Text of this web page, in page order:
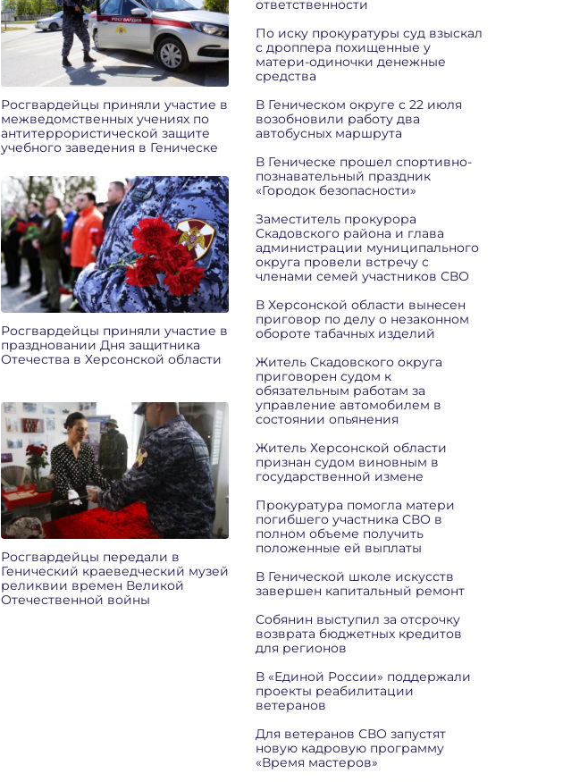
Росгвардейцы приняли участие в
межведомственных учениях по
антитеррористической защите
учебного заведения в Геническе
Росгвардейцы приняли участие в
праздновании Дня защитника
Отечества в Херсонской области
Росгвардейцы передали в
Генический краеведческий музей
реликвии времен Великой
Отечественной войны
ответственности
По иску прокуратуры суд взыскал
с дроппера похищенные у
матери-одиночки денежные
средства
В Геническом округе с 22 июля
возобновили работу два
автобусных маршрута
В Геническе прошел спортивно-
познавательный праздник
«Городок безопасности»
Заместитель прокурора
Скадовского района и глава
администрации муниципального
округа провели встречу с
членами семей участников СВО
В Херсонской области вынесен
приговор по делу о незаконном
обороте табачных изделий
Житель Скадовского округа
приговорен судом к
обязательным работам за
управление автомобилем в
состоянии опьянения
Житель Херсонской области
признан судом виновным в
государственной измене
Прокуратура помогла матери
погибшего участника СВО в
полном объеме получить
положенные ей выплаты
В Генической школе искусств
завершен капитальный ремонт
Собянин выступил за отсрочку
возврата бюджетных кредитов
для регионов
В «Единой России» поддержали
проекты реабилитации
ветеранов
Для ветеранов СВО запустят
новую кадровую программу
«Время мастеров»